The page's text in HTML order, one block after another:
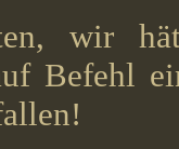
wir
Befehl